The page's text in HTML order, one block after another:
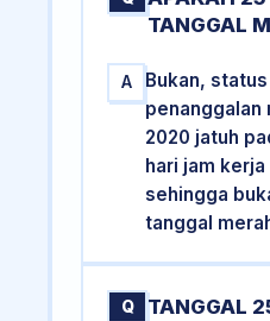
TANGGAL
A
Bukan,
penanggalan
2020 jatuh
hari jam
sehingga
tanggal
Q
TANGGAL